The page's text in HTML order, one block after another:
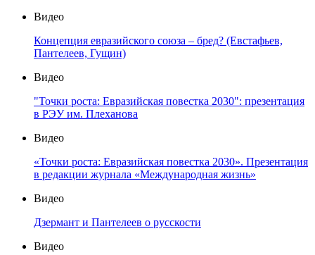
Видео
Концепция евразийского союза – бред? (Евстафьев,
Пантелеев, Гущин)
Видео
"Точки роста: Евразийская повестка 2030": презентация
в РЭУ им. Плеханова
Видео
«Точки роста: Евразийская повестка 2030». Презентация
в редакции журнала «Международная жизнь»
Видео
Дзермант и Пантелеев о русскости
Видео